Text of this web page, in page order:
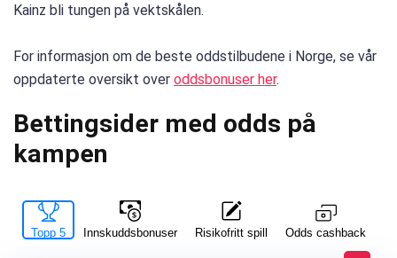
Kainz bli tungen på vektskålen.
For informasjon om de beste oddstilbudene i Norge, se vår
oppdaterte oversikt over oddsbonuser her.
Bettingsider med odds på
kampen
Topp 5 Innskuddsbonuser Risikofritt spill Odds cashback